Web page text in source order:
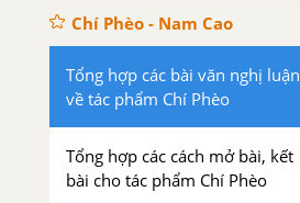
Chí Phèo - Nam Cao
Tổng hợp các bài văn nghị luận
về tác phẩm Chí Phèo
Tổng hợp các cách mở bài, kết
bài cho tác phẩm Chí Phèo